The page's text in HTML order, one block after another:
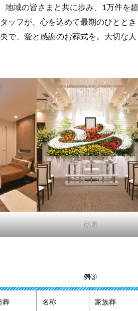
地域の皆さまと共に歩み、1万件を超
ッフが、心を込めて最期のひととき
で、愛と感謝のお葬式を。大切な人
祭壇
葬
例③
名称 家族葬